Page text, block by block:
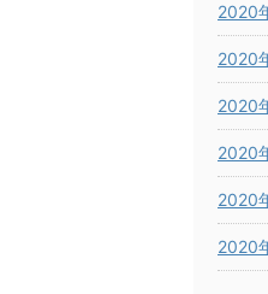
2020
2020
2020
2020
2020
2020